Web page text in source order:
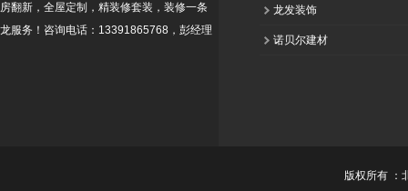
房翻新，全屋定制，精装修套装，装修一条
龙服务！咨询电话：13391865768，彭经理
龙发装饰
诺贝尔建材
版权所有 ：